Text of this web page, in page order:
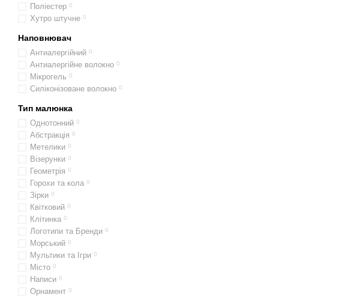
Поліестер 0
Хутро штучне 0
Наповнювач
Антиалергійний 0
Антиалергійне волокно 0
Мікрогель 0
Силіконізоване волокно 0
Тип малюнка
Однотонний 0
Абстракція 0
Метелики 0
Візерунки 0
Геометрія 0
Горохи та кола 0
Зірки 0
Квітковий 0
Клітинка 0
Логотипи та Бренди 0
Морський 0
Мультики та Ігри 0
Місто 0
Написи 0
Орнамент 0